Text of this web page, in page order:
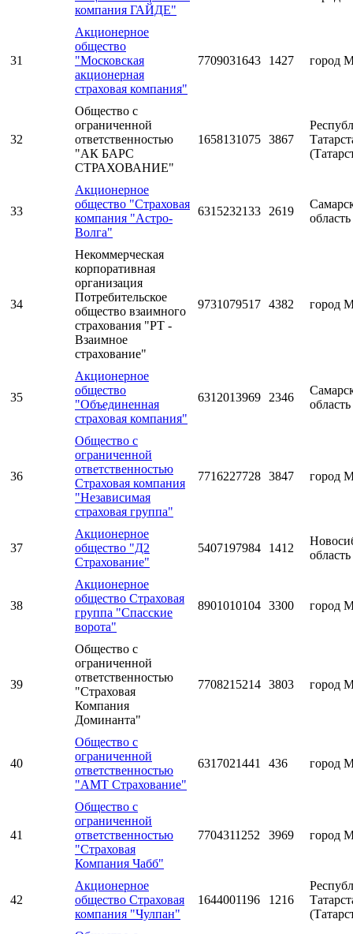
компания ГАЙДЕ"
31
Акционерное
общество
"Московская
акционерная
страховая компания"
7709031643 1427 город
32
Общество с
ограниченной
ответственностью
"АК БАРС
СТРАХОВАНИЕ"
1658131075 3867
33
Акционерное
общество "Страховая
компания "Астро-
Волга"
6315232133 2619
область
34
Некоммерческая
корпоративная
организация
Потребительское
общество взаимного
страхования "РТ -
Взаимное
страхование"
9731079517 4382 город
35
Акционерное
общество
"Объединенная
страховая компания"
6312013969 2346
область
36
Общество с
ограниченной
ответственностью
Страховая компания
"Независимая
страховая группа"
7716227728 3847 город
37
Акционерное
общество "Д2
Страхование"
5407197984 1412
область
38
Акционерное
общество Страховая
группа "Спасские
ворота"
8901010104 3300 город
39
Общество с
ограниченной
ответственностью
"Страховая
Компания
Доминанта"
7708215214 3803 город
40
Общество с
ограниченной
ответственностью
"АМТ Страхование"
6317021441 436 город
41
Общество с
ограниченной
ответственностью
"Страховая
Компания Чабб"
7704311252 3969 город
42
Акционерное
общество Страховая
компания "Чулпан"
1644001196 1216